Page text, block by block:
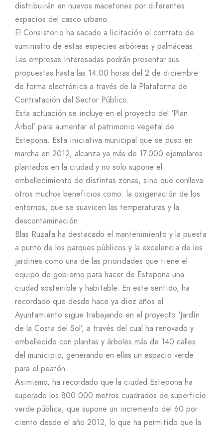
distribuirán en nuevos macetones por diferentes
espacios del casco urbano.
El Consistorio ha sacado a licitación el contrato de
suministro de estas especies arbóreas y palmáceas.
Las empresas interesadas podrán presentar sus
propuestas hasta las 14.00 horas del 2 de diciembre
de forma electrónica a través de la Plataforma de
Contratación del Sector Público.
Esta actuación se incluye en el proyecto del ‘Plan
Árbol’ para aumentar el patrimonio vegetal de
Estepona. Esta iniciativa municipal que se puso en
marcha en 2012, alcanza ya más de 17.000 ejemplares
plantados en la ciudad y no solo supone el
embellecimiento de distintas zonas, sino que conlleva
otros muchos beneficios como: la oxigenación de los
entornos, que se suavicen las temperaturas y la
descontaminación.
Blas Ruzafa ha destacado el mantenimiento y la puesta
a punto de los parques públicos y la excelencia de los
jardines como una de las prioridades que tiene el
equipo de gobierno para hacer de Estepona una
ciudad sostenible y habitable. En este sentido, ha
recordado que desde hace ya diez años el
Ayuntamiento sigue trabajando en el proyecto ‘Jardín
de la Costa del Sol’, a través del cual ha renovado y
embellecido con plantas y árboles más de 140 calles
del municipio, generando en ellas un espacio verde
para el peatón.
Asimismo, ha recordado que la ciudad Estepona ha
superado los 800.000 metros cuadrados de superficie
verde pública, que supone un incremento del 60 por
ciento desde el año 2012, lo que ha permitido que la